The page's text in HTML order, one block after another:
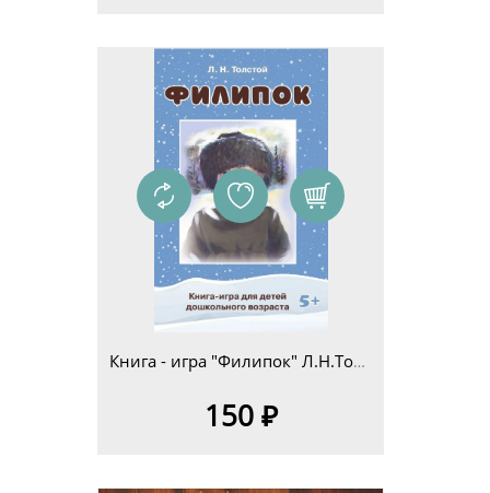
Книга - игра "Филипок" Л.Н.Толстой для детей дошкольного возраста 5+
150 ₽